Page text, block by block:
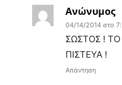
Ανώνυμος
04/14/2014 στο
ΣΩΣΤΟΣ ! ΤΟ
ΠΙΣΤΕΥΑ !
Απάντηση